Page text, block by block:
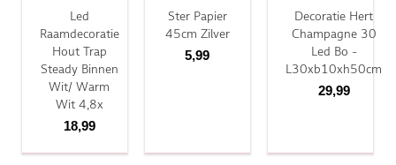
Led
Raamdecoratie
Hout Trap
Steady Binnen
Wit/ Warm
Wit 4,8x
18,99
Ster Papier
45cm Zilver
5,99
Decoratie Hert
Champagne 30
Led Bo -
L30xb10xh50cm
29,99